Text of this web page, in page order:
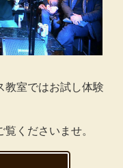
教室ではお試し体験
くださいませ。